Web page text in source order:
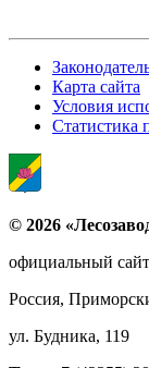
Карта сайта
Условия
Статистика
© 2026
официальный сайт
Россия,
ул. Будника, 119